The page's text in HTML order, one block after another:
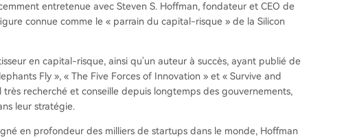
entretenue avec Steven S. Hoffman, fondateur et CEO de
connue comme le « parrain du capital-risque » de la Silicon
en capital-risque, ainsi qu'un auteur à succès, ayant publié de
Fly », « The Five Forces of Innovation » et « Survive and
recherché et conseille depuis longtemps des gouvernements,
leur stratégie.
en profondeur des milliers de startups dans le monde, Hoffman